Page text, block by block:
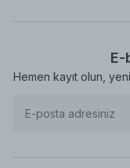
E-
Hemen kayıt olun,